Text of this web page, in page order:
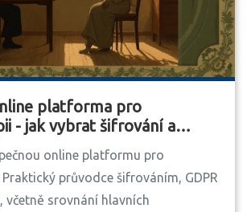
platforma pro
- jak vybrat šifrování a
online platformu pro
průvodce šifrováním, GDPR
včetně srovnání hlavních